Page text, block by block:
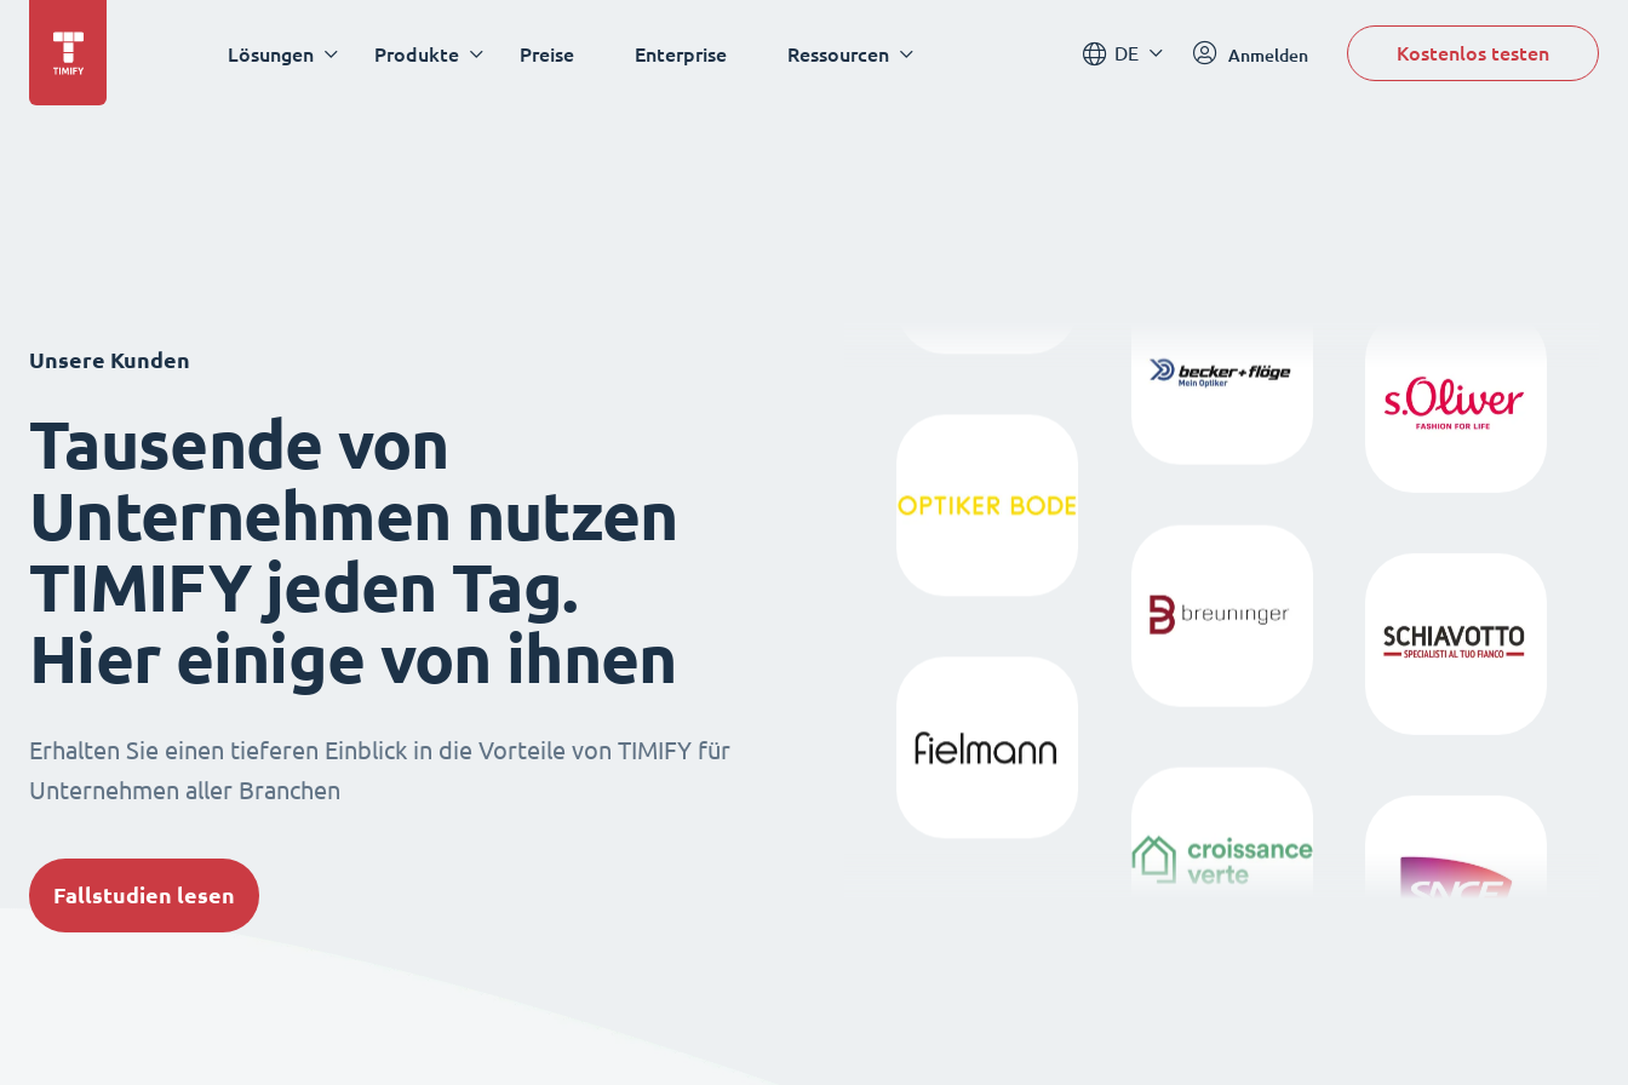
Lösungen Produkte Preise Enterprise Ressourcen DE Anmelden Kostenlos testen
Unsere Kunden
Tausende von
Unternehmen nutzen
TIMIFY jeden Tag.
Hier einige von ihnen
Erhalten Sie einen tieferen Einblick in die Vorteile von TIMIFY für
Unternehmen aller Branchen
Fallstudien lesen